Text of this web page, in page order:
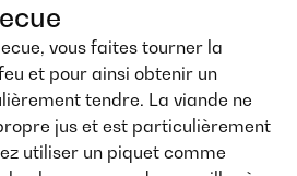
vous faites tourner la
et pour ainsi obtenir un
tendre. La viande ne
jus et est particulièrement
utiliser un piquet comme